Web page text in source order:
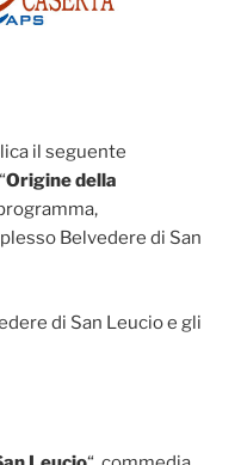
il seguente
Origine della
Belvedere di San
di San Leucio e gli